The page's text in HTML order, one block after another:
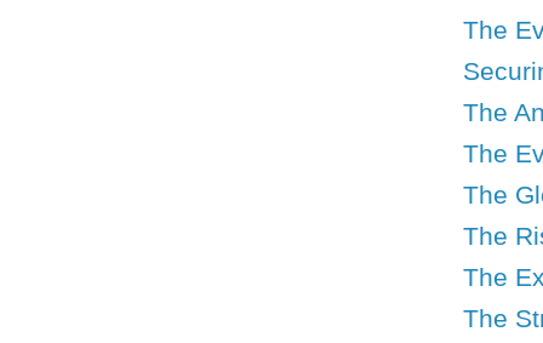
The
The
The
The
The
The
The